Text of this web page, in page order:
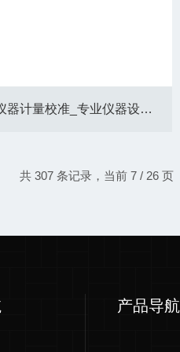
检测校准仪器计量校准_专业仪器设检验校正机构
共 307 条记录，当前 7 / 26 页
产品导航